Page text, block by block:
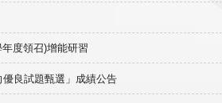
度領召)增能研習
良試題甄選」成績公告